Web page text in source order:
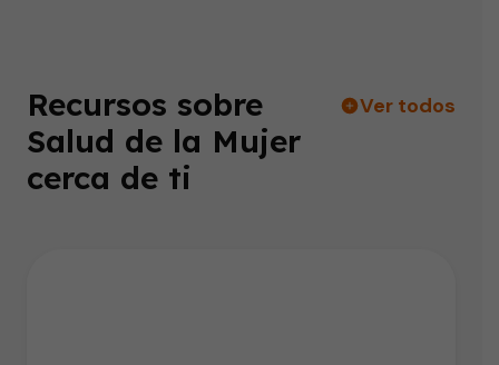
Recursos sobre
Salud de la Mujer
cerca de ti
Ver todos